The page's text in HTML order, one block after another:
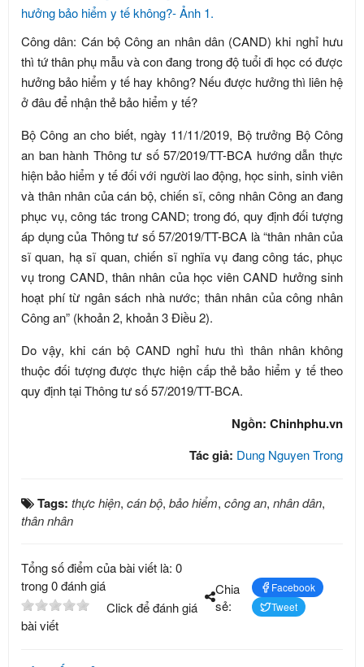
Công dân: Cán bộ Công an nhân dân (CAND) khi nghỉ hưu
thì tứ thân phụ mẫu và con đang trong độ tuổi đi học có được
hưởng bảo hiểm y tế hay không? Nếu được hưởng thì liên hệ
ở đâu để nhận thẻ bảo hiểm y tế?
Bộ Công an cho biết, ngày 11/11/2019, Bộ trưởng Bộ Công
an ban hành Thông tư số 57/2019/TT-BCA hướng dẫn thực
hiện bảo hiểm y tế đối với người lao động, học sinh, sinh viên
và thân nhân của cán bộ, chiến sĩ, công nhân Công an đang
phục vụ, công tác trong CAND; trong đó, quy định đối tượng
áp dụng của Thông tư số 57/2019/TT-BCA là “thân nhân của
sĩ quan, hạ sĩ quan, chiến sĩ nghĩa vụ đang công tác, phục
vụ trong CAND, thân nhân của học viên CAND hưởng sinh
hoạt phí từ ngân sách nhà nước; thân nhân của công nhân
Công an” (khoản 2, khoản 3 Điều 2).
Do vậy, khi cán bộ CAND nghỉ hưu thì thân nhân không
thuộc đối tượng được thực hiện cấp thẻ bảo hiểm y tế theo
quy định tại Thông tư số 57/2019/TT-BCA.
Ngồn: Chinhphu.vn
Tác giả: Dung Nguyen Trong
Tags: thực hiện, cán bộ, bảo hiểm, công an, nhân dân,
thân nhân
Tổng số điểm của bài viết là: 0
trong 0 đánh giá
Click để đánh giá
bài viết
Chia
sẻ:
Facebook
Tweet